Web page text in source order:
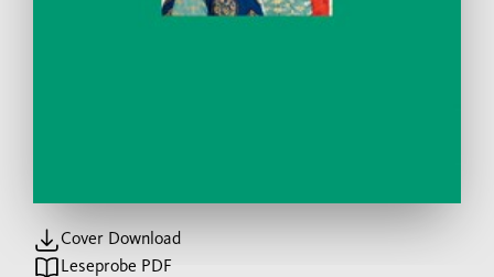
Cover Download
Leseprobe PDF